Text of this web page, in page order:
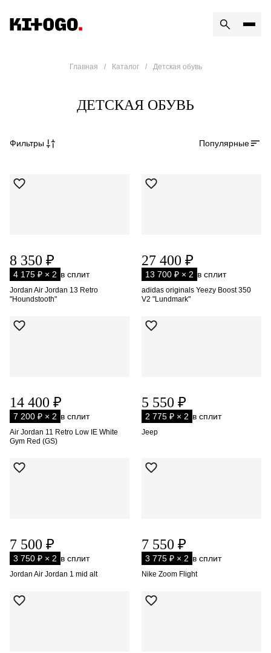
Главная Каталог Детская обувь
ДЕТСКАЯ ОБУВЬ
Фильтры Популярные
8 350 ₽
4 175 ₽ × 2 в сплит
Jordan Air Jordan 13 Retro
"Houndstooth"
27 400 ₽
13 700 ₽ × 2 в сплит
adidas originals Yeezy Boost 350
V2 "Lundmark"
14 400 ₽
7 200 ₽ × 2 в сплит
Air Jordan 11 Retro Low IE White
Gym Red (GS)
5 550 ₽
2 775 ₽ × 2 в сплит
Jeep
7 500 ₽
3 750 ₽ × 2 в сплит
Jordan Air Jordan 1 mid alt
7 550 ₽
3 775 ₽ × 2 в сплит
Nike Zoom Flight